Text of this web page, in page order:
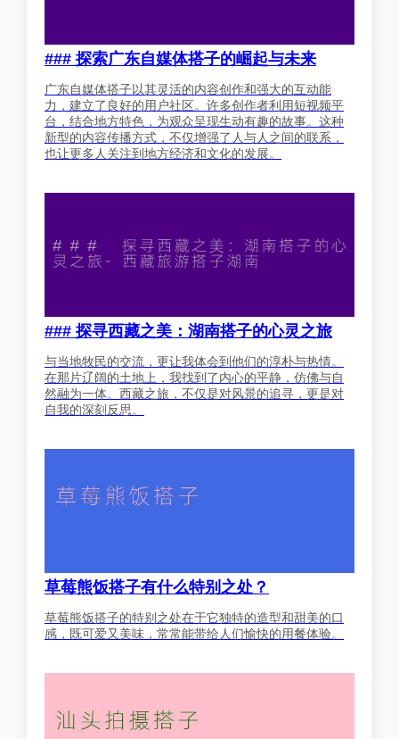
### 探索广东自媒体搭子的崛起与未来
广东自媒体搭子以其灵活的内容创作和强大的互动能
力，建立了良好的用户社区。许多创作者利用短视频平
台，结合地方特色，为观众呈现生动有趣的故事。这种
新型的内容传播方式，不仅增强了人与人之间的联系，
也让更多人关注到地方经济和文化的发展。
### 探寻西藏之美：湖南搭子的心灵之旅
与当地牧民的交流，更让我体会到他们的淳朴与热情。
在那片辽阔的土地上，我找到了内心的平静，仿佛与自
然融为一体。西藏之旅，不仅是对风景的追寻，更是对
自我的深刻反思。
草莓熊饭搭子有什么特别之处？
草莓熊饭搭子的特别之处在于它独特的造型和甜美的口
感，既可爱又美味，常常能带给人们愉快的用餐体验。